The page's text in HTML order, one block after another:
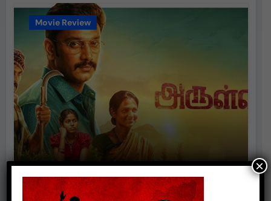
Movie Review
Arulvaan (2026) – Movie Review
suresh Jul 20, 2026
×